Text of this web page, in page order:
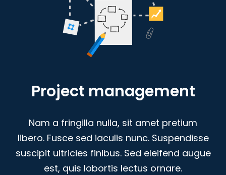
Project management
Nam a fringilla nulla, sit amet pretium
libero. Fusce sed iaculis nunc. Suspendisse
suscipit ultricies finibus. Sed eleifend augue
est, quis lobortis lectus ornare.